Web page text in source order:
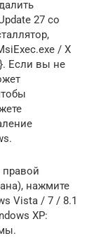
27 со
/ X
Если вы не
нажмите
Vista / 7 / 8.1
XP: